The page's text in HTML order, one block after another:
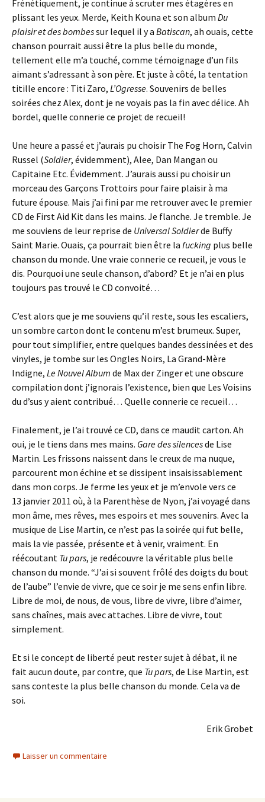
Frénétiquement, je continue à scruter mes étagères en
plissant les yeux. Merde, Keith Kouna et son album Du
plaisir et des bombessur lequel il y a Batiscan, ah ouais, cette
chanson pourrait aussi être la plus belle du monde,
tellement elle m’a touché, comme témoignage d’un fils
aimant s’adressant à son père. Et juste à côté, la tentation
titille encore : Titi Zaro, L’Ogresse. Souvenirs de belles
soirées chez Alex, dont je ne voyais pas la fin avec délice. Ah
bordel, quelle connerie ce projet de recueil!
Une heure a passé et j’aurais pu choisir The Fog Horn, Calvin
Russel (Soldier, évidemment), Alee, Dan Mangan ou
Capitaine Etc. Évidemment. J’aurais aussi pu choisir un
morceau des Garçons Trottoirs pour faire plaisir à ma
future épouse. Mais j’ai fini par me retrouver avec le premier
CD de First Aid Kit dans les mains. Je flanche. Je tremble. Je
me souviens de leur reprise de Universal Soldierde Buffy
Saint Marie. Ouais, ça pourrait bien être la fucking plus belle
chanson du monde. Une vraie connerie ce recueil, je vous le
dis. Pourquoi une seule chanson, d’abord? Et je n’ai en plus
toujours pas trouvé le CD convoité…
C’est alors que je me souviens qu’il reste, sous les escaliers,
un sombre carton dont le contenu m’est brumeux. Super,
pour tout simplifier, entre quelques bandes dessinées et des
vinyles, je tombe sur les Ongles Noirs, La Grand-Mère
Indigne, Le Nouvel Album de Max der Zinger et une obscure
compilation dont j’ignorais l’existence, bien que Les Voisins
du d’sus y aient contribué… Quelle connerie ce recueil…
Finalement, je l’ai trouvé ce CD, dans ce maudit carton. Ah
oui, je le tiens dans mes mains. Gare des silencesde Lise
Martin. Les frissons naissent dans le creux de ma nuque,
parcourent mon échine et se dissipent insaisissablement
dans mon corps. Je ferme les yeux et je m’envole vers ce
13 janvier 2011 où, à la Parenthèse de Nyon, j’ai voyagé dans
mon âme, mes rêves, mes espoirs et mes souvenirs. Avec la
musique de Lise Martin, ce n’est pas la soirée qui fut belle,
mais la vie passée, présente et à venir, vraiment. En
réécoutant Tu pars, je redécouvre la véritable plus belle
chanson du monde. “J’ai si souvent frôlé des doigts du bout
de l’aube” l’envie de vivre, que ce soir je me sens enfin libre.
Libre de moi, de nous, de vous, libre de vivre, libre d’aimer,
sans chaînes, mais avec attaches. Libre de vivre, tout
simplement.
Et si le concept de liberté peut rester sujet à débat, il ne
fait aucun doute, par contre, que Tu pars, de Lise Martin, est
sans conteste la plus belle chanson du monde. Cela va de
soi.
Erik Grobet
Laisser un commentaire